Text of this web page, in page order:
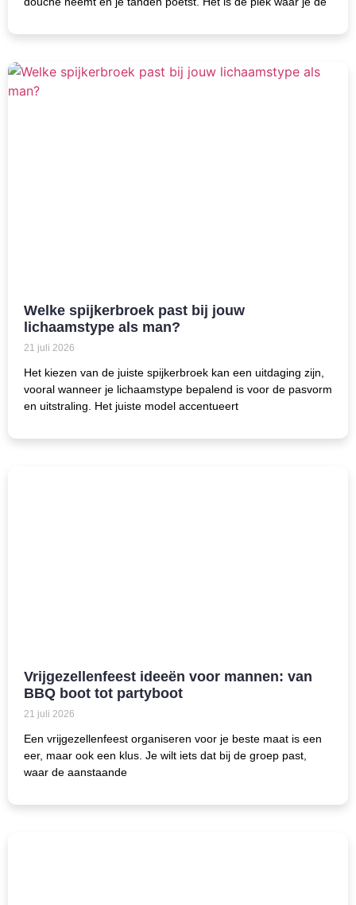
Welke spijkerbroek past bij jouw
lichaamstype als man?
21 juli 2026
Het kiezen van de juiste spijkerbroek kan een uitdaging zijn,
vooral wanneer je lichaamstype bepalend is voor de pasvorm
en uitstraling. Het juiste model accentueert
Vrijgezellenfeest ideeën voor mannen: van
BBQ boot tot partyboot
21 juli 2026
Een vrijgezellenfeest organiseren voor je beste maat is een
eer, maar ook een klus. Je wilt iets dat bij de groep past,
waar de aanstaande